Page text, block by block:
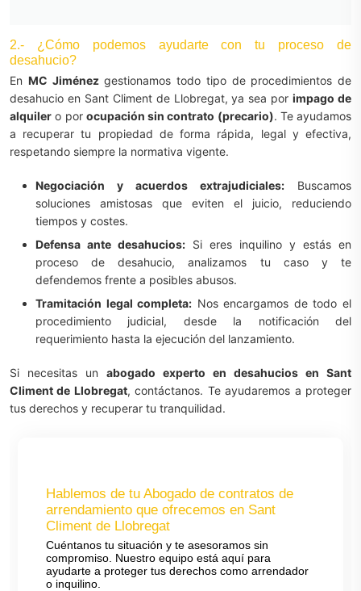
2.- ¿Cómo podemos ayudarte con tu proceso de
desahucio?
En MC Jiménezgestionamos todo tipo de procedimientos de
desahucio en Sant Climent de Llobregat, ya sea porimpago de
alquiler o por ocupación sin contrato (precario). Te ayudamos
a recuperar tu propiedad de forma rápida, legal y efectiva,
respetando siempre la normativa vigente.
Negociación y acuerdos extrajudiciales: Buscamos
soluciones amistosas que eviten el juicio, reduciendo
tiempos y costes.
Defensa ante desahucios: Si eres inquilino y estás en
proceso de desahucio, analizamos tu caso y te
defendemos frente a posibles abusos.
Tramitación legal completa: Nos encargamos de todo el
procedimiento judicial, desde la notificación del
requerimiento hasta la ejecución del lanzamiento.
Si necesitas un abogado experto en desahucios en Sant
Climent de Llobregat, contáctanos. Te ayudaremos a proteger
tus derechos y recuperar tu tranquilidad.
Hablemos de tu Abogado de contratos de
arrendamiento que ofrecemos en Sant
Climent de Llobregat
Cuéntanos tu situación y te asesoramos sin
compromiso. Nuestro equipo está aquí para
ayudarte a proteger tus derechos como arrendador
o inquilino.